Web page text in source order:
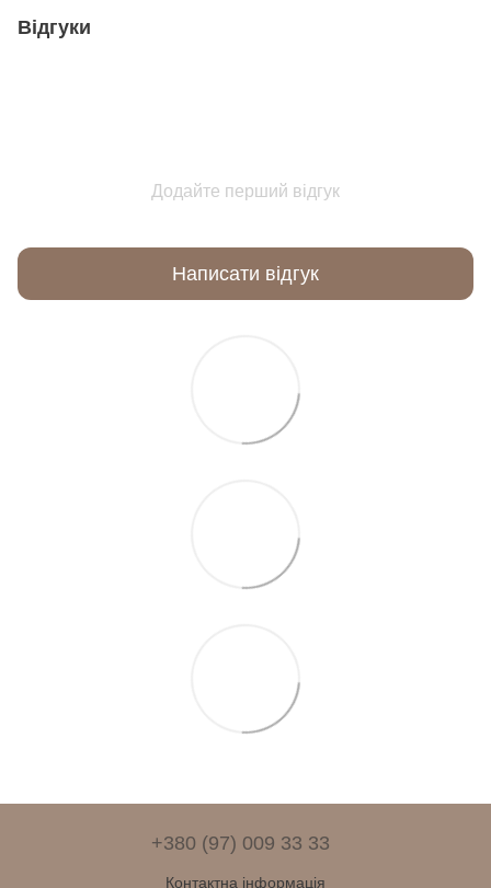
Відгуки
Додайте перший відгук
Написати відгук
+380 (97) 009 33 33
Контактна інформація